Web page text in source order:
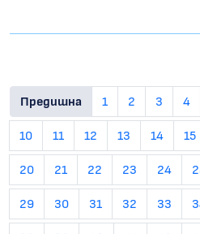
Предишна 1 2 3 4
10 11 12 13 14 15
20 21 22 23 24
29 30 31 32 33